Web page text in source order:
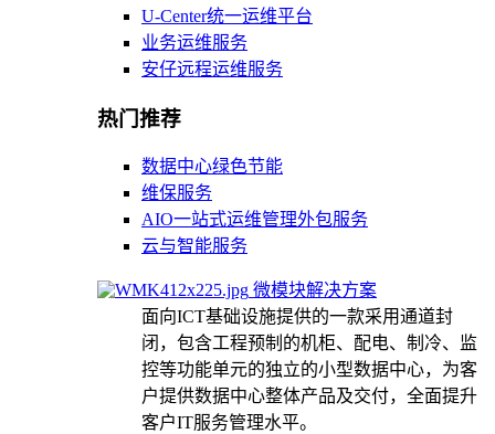
U-Center统一运维平台
业务运维服务
安仔远程运维服务
热门推荐
数据中心绿色节能
维保服务
AIO一站式运维管理外包服务
云与智能服务
微模块解决方案
面向ICT基础设施提供的一款采用通道封
闭，包含工程预制的机柜、配电、制冷、监
控等功能单元的独立的小型数据中心，为客
户提供数据中心整体产品及交付，全面提升
客户IT服务管理水平。